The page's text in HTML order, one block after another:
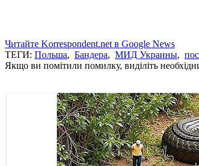
Читайте Korrespondent.net в Google News
ТЕГИ: Польша, Бандера, МИД Украины,
Якщо ви помітили помилку, виділіть